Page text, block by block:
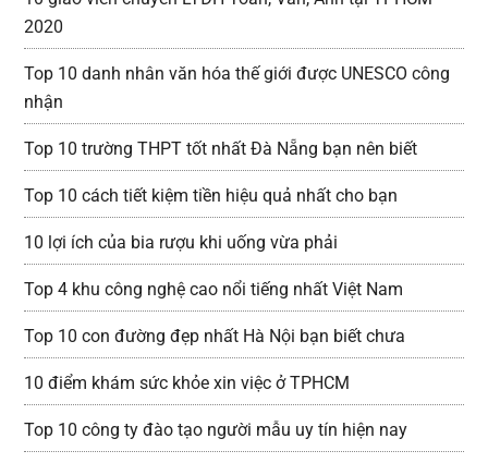
2020
Top 10 danh nhân văn hóa thế giới được UNESCO công
nhận
Top 10 trường THPT tốt nhất Đà Nẵng bạn nên biết
Top 10 cách tiết kiệm tiền hiệu quả nhất cho bạn
10 lợi ích của bia rượu khi uống vừa phải
Top 4 khu công nghệ cao nổi tiếng nhất Việt Nam
Top 10 con đường đẹp nhất Hà Nội bạn biết chưa
10 điểm khám sức khỏe xin việc ở TPHCM
Top 10 công ty đào tạo người mẫu uy tín hiện nay